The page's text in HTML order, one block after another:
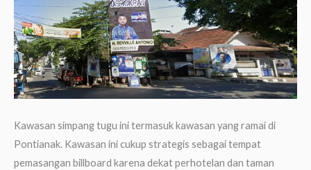
Kawasan simpang tugu ini termasuk kawasan yang ramai di
Pontianak. Kawasan ini cukup strategis sebagai tempat
pemasangan billboard karena dekat perhotelan dan taman